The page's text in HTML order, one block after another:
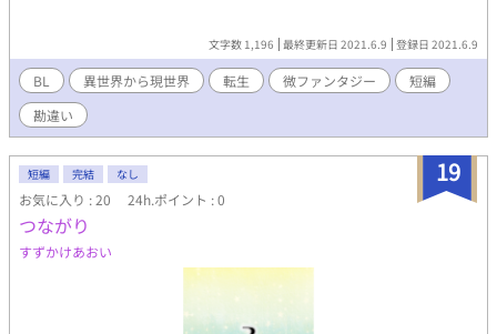
文字数 1,196 最終更新日 2021.6.9 登録日 2021.6.9
BL 異世界から現世界 転生 微ファンタジー
短編
勘違い
19
短編 完結 なし
お気に入り : 20 24h.ポイント : 0
つながり
すずかけあおい